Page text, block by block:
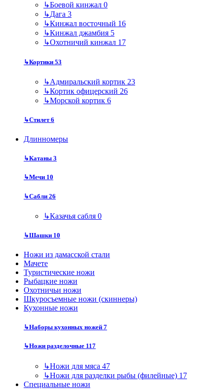
↳Боевой кинжал 0
↳Дага 3
↳Кинжал восточный 16
↳Кинжал джамбия 5
↳Охотничий кинжал 17
↳Кортики 53
↳Адмиральский кортик 23
↳Кортик офицерский 26
↳Морской кортик 6
↳Стилет6
Длинномеры
↳Катаны 3
↳Мечи 10
↳Сабли 26
↳Казачья сабля 0
↳Шашки 10
Ножи из дамасской стали
Мачете
Туристические ножи
Рыбацкие ножи
Охотничьи ножи
Шкуросъемные ножи (скиннеры)
Кухонные ножи
↳Наборы кухонных ножей 7
↳Ножи разделочные 117
↳Ножи для мяса 47
↳Ножи для разделки рыбы (филейные) 17
Специальные ножи